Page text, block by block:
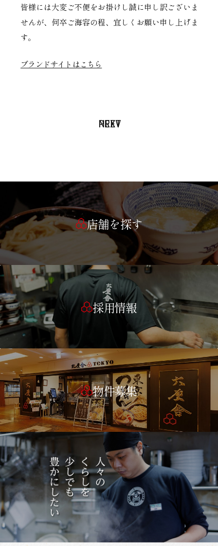
皆様には大変ご不便をお掛けし誠に申し訳ございま
せんが、何卒ご海容の程、宜しくお願い申し上げま
す。
ブランドサイトはこちら
PREV
NEXT
店舗を探す
採用情報
物件募集